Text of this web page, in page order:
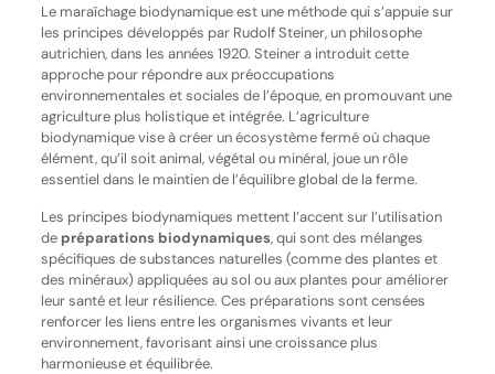
Le maraîchage biodynamique est une méthode qui s’appuie sur
les principes développés par Rudolf Steiner, un philosophe
autrichien, dans les années 1920. Steiner a introduit cette
approche pour répondre aux préoccupations
environnementales et sociales de l’époque, en promouvant une
agriculture plus holistique et intégrée. L’agriculture
biodynamique vise à créer un écosystème fermé où chaque
élément, qu’il soit animal, végétal ou minéral, joue un rôle
essentiel dans le maintien de l’équilibre global de la ferme.
Les principes biodynamiques mettent l’accent sur l’utilisation
de préparations biodynamiques, qui sont des mélanges
spécifiques de substances naturelles (comme des plantes et
des minéraux) appliquées au sol ou aux plantes pour améliorer
leur santé et leur résilience. Ces préparations sont censées
renforcer les liens entre les organismes vivants et leur
environnement, favorisant ainsi une croissance plus
harmonieuse et équilibrée.